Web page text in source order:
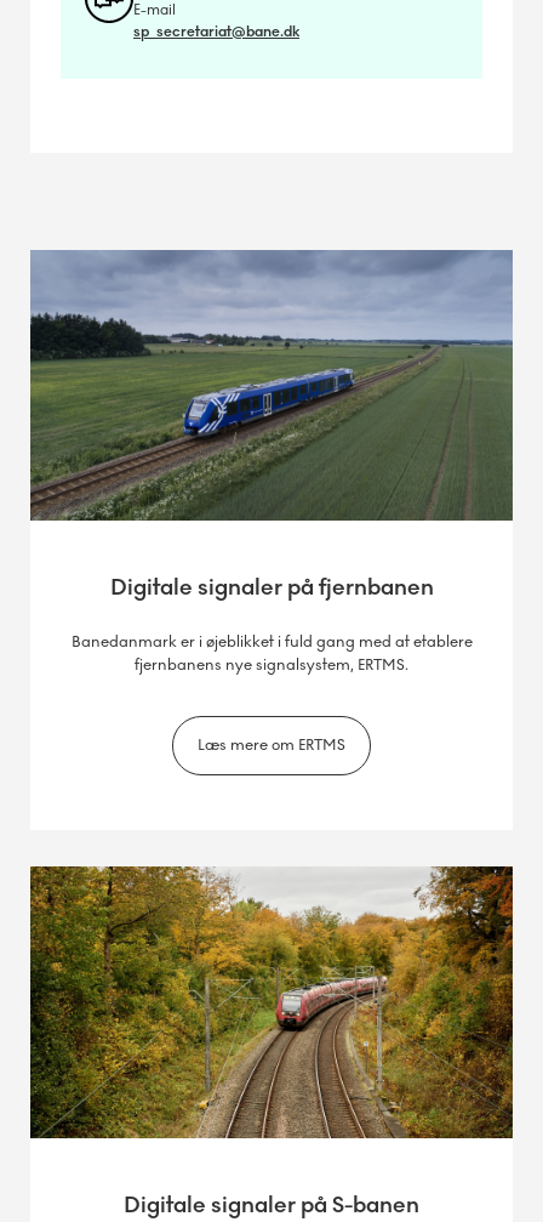
E-mail
sp_secretariat@bane.dk
Digitale signaler på fjernbanen
Banedanmark er i øjeblikket i fuld gang med at etablere
fjernbanens nye signalsystem, ERTMS.
Læs mere om ERTMS
Digitale signaler på S-banen